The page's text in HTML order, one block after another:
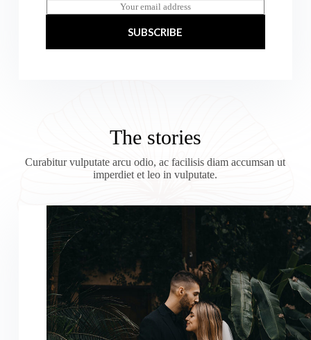
E
m
l
SUBSCRIBE
The stories
Curabitur vulputate arcu odio, ac facilisis diam accumsan ut
imperdiet et leo in vulputate.